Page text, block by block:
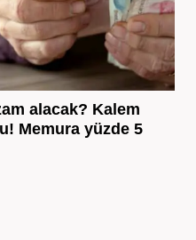
alacak? Kalem
Memura yüzde 5